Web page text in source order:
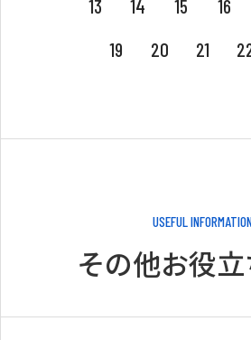
13
14 15 16
19
20 21
USEFUL
その他お役